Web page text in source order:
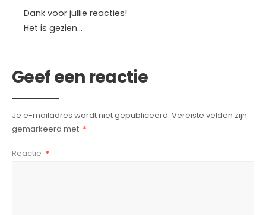
Dank voor jullie reacties!
Het is gezien…
Geef een reactie
Je e-mailadres wordt niet gepubliceerd. Vereiste velden zijn
gemarkeerd met *
Reactie *